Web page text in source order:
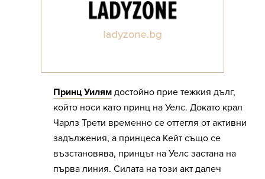
Принц Уилям достойно прие тежкия дълг,
който носи като принц на Уелс. Докато крал
Чарлз Трети временно се оттегля от активни
задължения, а принцеса Кейт също се
възстановява, принцът на Уелс застана на
първа линия. Силата на този акт далеч